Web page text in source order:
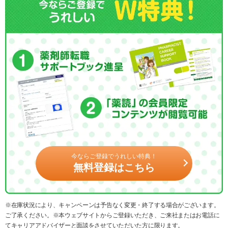
今ならご登録でうれしい特典！
無料登録はこちら
※在庫状況により、キャンペーンは予告なく変更・終了する場合がございます。
ご了承ください。※本ウェブサイトからご登録いただき、ご来社またはお電話に
てキャリアアドバイザーと面談をさせていただいた方に限ります。